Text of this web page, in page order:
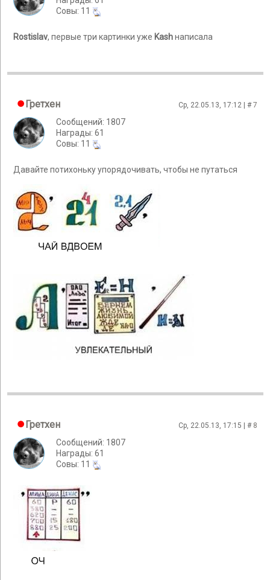
Cовы: 11
Rostislav, первые три картинки уже Kashнаписала
Гретхен Ср, 22.05.13, 17:12 | #7
Сообщений: 1807
Награды: 61
Cовы: 11
Давайте потихоньку упорядочивать, чтобы не путаться
Гретхен Ср, 22.05.13, 17:15 | # 8
Сообщений: 1807
Награды: 61
Cовы: 11